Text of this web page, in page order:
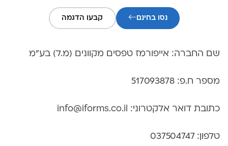
נסו בחינם קבעו הדגמה
שם החברה: אייפורמז טפסים מקוונים (מ.ל) בע"מ
מספר ח.פ: 517093878
כתובת דואר אלקטרוני: info@iforms.co.il
טלפון: 037504747